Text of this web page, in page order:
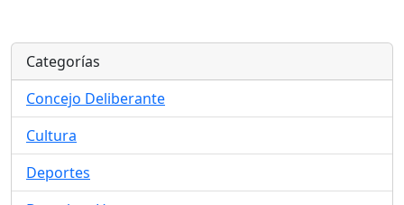
Categorías
Concejo Deliberante
Cultura
Deportes